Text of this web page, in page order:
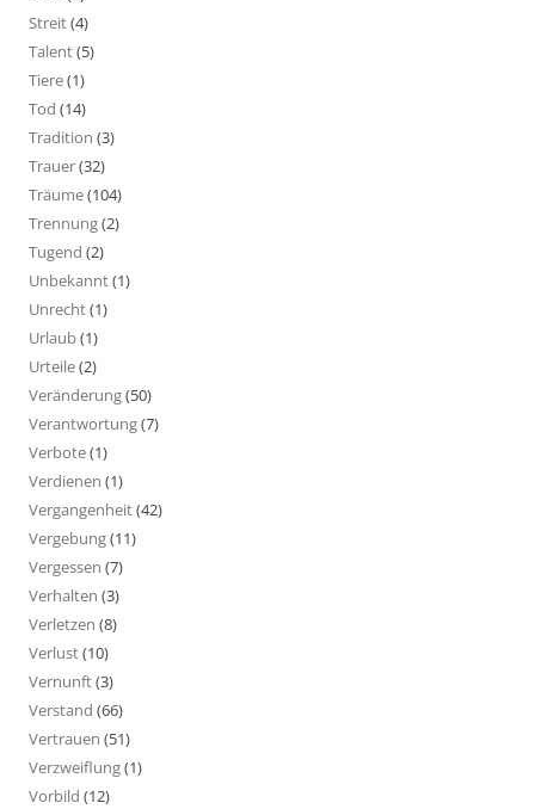
Streit(4)
Talent(5)
Tiere(1)
Tod (14)
Tradition (3)
Trauer(32)
Träume(104)
Trennung(2)
Tugend (2)
Unbekannt(1)
Unrecht(1)
Urlaub(1)
Urteile(2)
Veränderung(50)
Verantwortung(7)
Verbote(1)
Verdienen (1)
Vergangenheit(42)
Vergebung(11)
Vergessen (7)
Verhalten (3)
Verletzen (8)
Verlust(10)
Vernunft(3)
Verstand (66)
Vertrauen (51)
Verzweiflung(1)
Vorbild (12)